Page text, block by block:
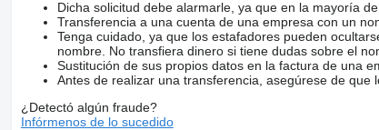
Dicha solicitud debe alarmarle, ya que en la mayoría
Transferencia a una cuenta de una empresa con un
Tenga cuidado, ya que los estafadores pueden
nombre. No transfiera dinero si tiene dudas sobre el
Sustitución de sus propios datos en la factura de una
Antes de realizar una transferencia, asegúrese de que
¿Detectó algún fraude?
Infórmenos de lo sucedido